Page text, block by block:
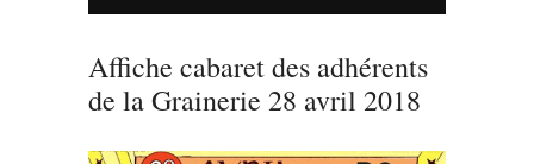
Affiche cabaret des adhérents
de la Grainerie 28 avril 2018